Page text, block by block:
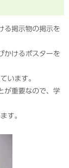
掲示物の掲示を
けるポスターを
います。
重要なので、学
す。